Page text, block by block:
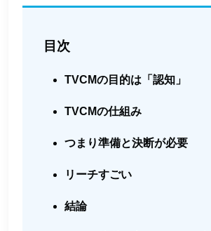
目次
TVCMの目的は「認知」
TVCMの仕組み
つまり準備と決断が必要
リーチすごい
結論